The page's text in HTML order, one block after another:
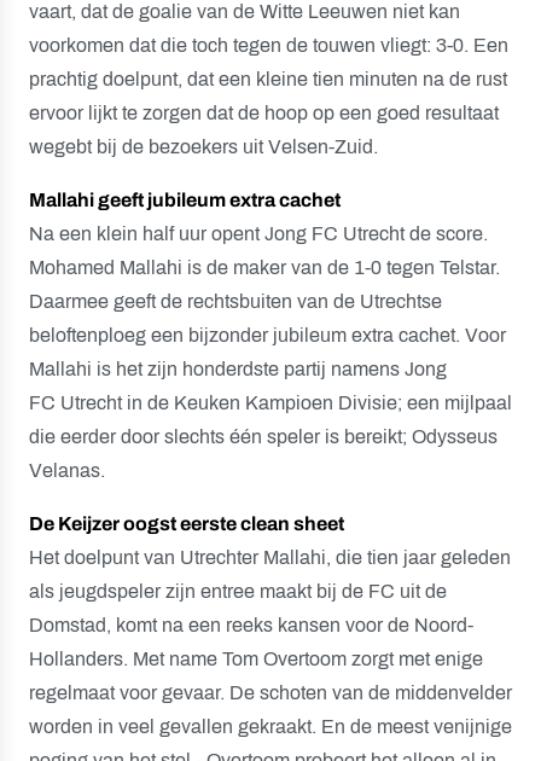
vaart, dat de goalie van de Witte Leeuwen niet kan
voorkomen dat die toch tegen de touwen vliegt: 3-0. Een
prachtig doelpunt, dat een kleine tien minuten na de rust
ervoor lijkt te zorgen dat de hoop op een goed resultaat
wegebt bij de bezoekers uit Velsen-Zuid.
Mallahi geeft jubileum extra cachet
Na een klein half uur opent Jong FC Utrecht de score.
Mohamed Mallahi is de maker van de 1-0 tegen Telstar.
Daarmee geeft de rechtsbuiten van de Utrechtse
beloftenploeg een bijzonder jubileum extra cachet. Voor
Mallahi is het zijn honderdste partij namens Jong
FC Utrecht in de Keuken Kampioen Divisie; een mijlpaal
die eerder door slechts één speler is bereikt; Odysseus
Velanas.
De Keijzer oogst eerste clean sheet
Het doelpunt van Utrechter Mallahi, die tien jaar geleden
als jeugdspeler zijn entree maakt bij de FC uit de
Domstad, komt na een reeks kansen voor de Noord-
Hollanders. Met name Tom Overtoom zorgt met enige
regelmaat voor gevaar. De schoten van de middenvelder
worden in veel gevallen gekraakt. En de meest venijnige